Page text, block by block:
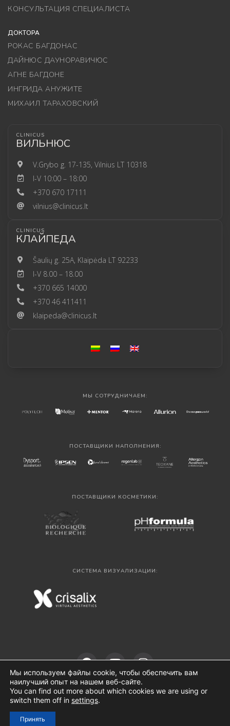
КОНСУЛЬТАЦИЯ СПЕЦИАЛИСТА
ДОКТОРА
РОКАС БАГДОНАС
ДАЙНЮС ДАУНОРАВИЧЮС
АГНЕ БАГДОНЕ
ИНГРИДА АНУЖИТЕ
МИХАИЛ ТАРАХОВСКИЙ
CLINICUS
ВИЛЬНЮС
V.Grybo g. 17-135, Vilnius LT 10318
I-V 10:00 – 18:00
+370 670 17111
vilnius@clinicus.lt
CLINICUS
КЛАЙПЕДА
Šaulių g. 25A, Klaipėda LT 92233
I-V 8.00 – 18.00
+370 665 14000
+370 46 411411
klaipeda@clinicus.lt
МЫ СОТРУДНИЧАЕМ:
ПОСТАВЩИКИ НАПОЛНЕНИЯ:
ПОСТАВЩИКИ КОСМЕТИКИ:
СИСТЕМА ВИЗУАЛИЗАЦИИ:
© 2024 все права защищены. CLINICUS.LT
Мы используем файлы cookie, чтобы обеспечить вам
наилучший опыт на нашем веб-сайте.
You can find out more about which cookies we are using or
switch them off in settings.
Принять